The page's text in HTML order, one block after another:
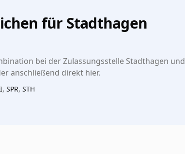
für Stadthagen
bei der Zulassungsstelle Stadthagen und
anschließend direkt hier.
SPR, STH